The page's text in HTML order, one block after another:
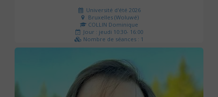
Université d'été 2026
Bruxelles (Woluwé)
COLLIN Dominique
Jour : jeudi 10:30- 16:00
Nombre de séances : 1
40 €